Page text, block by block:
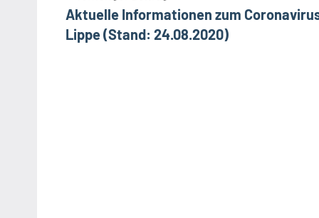
Aktuelle Informationen zum
Lippe (Stand: 24.08.2020)